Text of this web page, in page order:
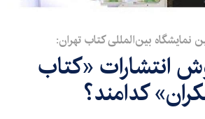
بین‌المللی کتاب تهران:
انتشارات «کتاب
کدامند؟